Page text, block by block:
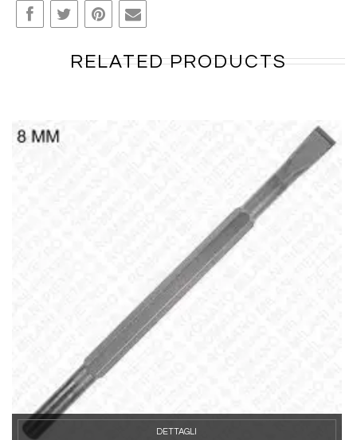
RELATED PRODUCTS
DETTAGLI